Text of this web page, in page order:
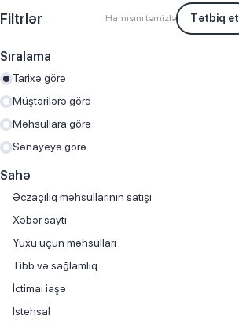
Filtrlər Hamısını təmizlə Tətbiq et
Sıralama
Tarixə görə
Müştərilərə görə
Məhsullara görə
Sənayeyə görə
Sahə
Əczaçılıq məhsullarının satışı
Хəbər saytı
Yuxu üçün məhsulları
Tibb və sağlamlıq
İctimai iaşə
İstehsal